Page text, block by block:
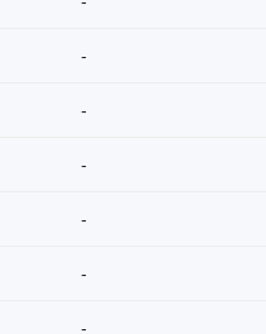
-
-
-
-
-
-